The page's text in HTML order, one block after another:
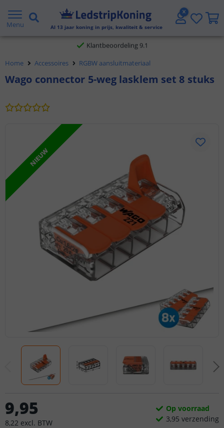
Menu Al 13 jaar koning in prijs, kwaliteit & service
Gratis verzending vanaf € 20,- NL en BE
Klantbeoordeling 9.1
Voor 23:45 uur besteld,morgen in huis
Home Accessoires RGBW aansluitmateriaal
Wago connector 5-weg lasklem set 8 stuks
NIEUW
9,95
8,22 excl. BTW
Op voorraad
3,95 verzending